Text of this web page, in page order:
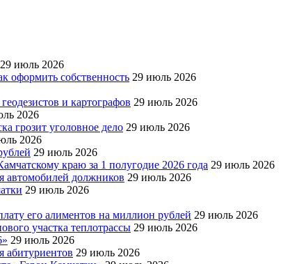
29 июль 2026
оформить собственность 29 июль 2026
и картографов 29 июль 2026
2026
грозит уголовное дело 29 июль 2026
2026
29 июль 2026
краю за 1 полугодие 2026 года 29 июль 2026
автомобилей должников 29 июль 2026
29 июль 2026
его алиментов на миллион рублей 29 июль 2026
участка теплотрассы 29 июль 2026
29 июль 2026
абитуриентов 29 июль 2026